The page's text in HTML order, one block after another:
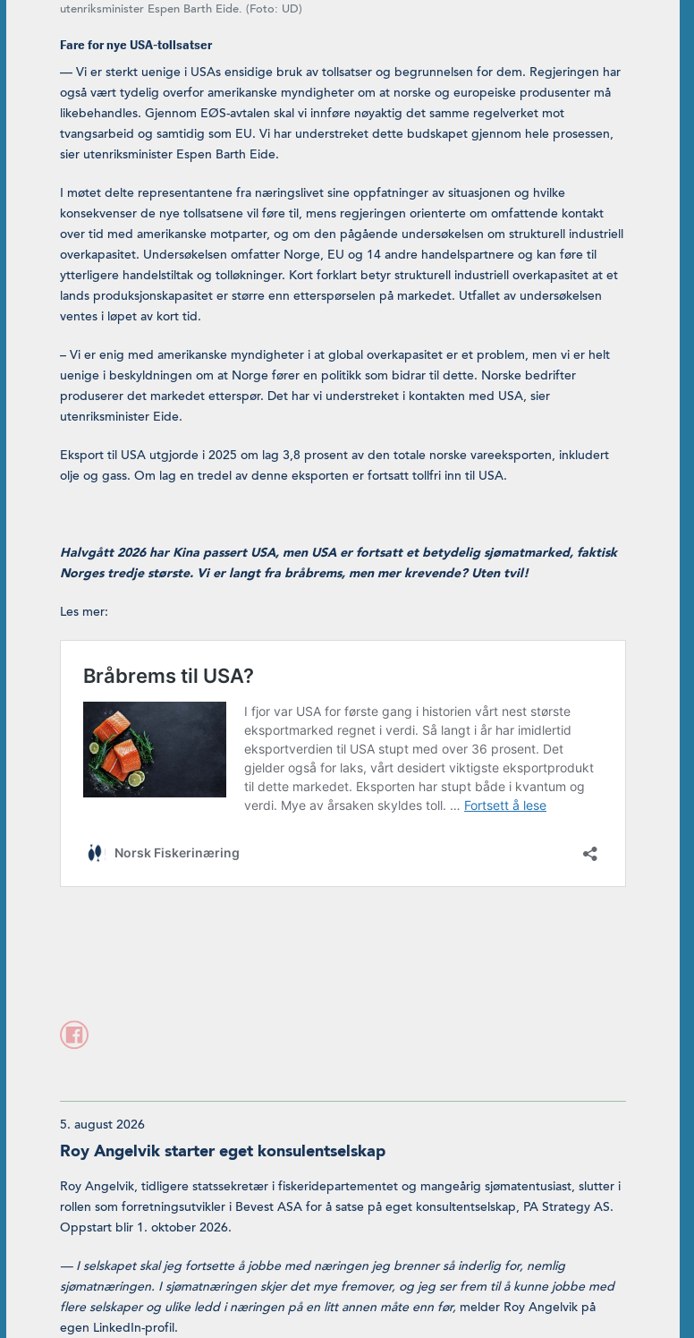
utenriksminister Espen Barth Eide. (Foto: UD)
Fare for nye USA-tollsatser
— Vi er sterkt uenige i USAs ensidige bruk av tollsatser og begrunnelsen for dem. Regjeringen har
også vært tydelig overfor amerikanske myndigheter om at norske og europeiske produsenter må
likebehandles. Gjennom EØS-avtalen skal vi innføre nøyaktig det samme regelverket mot
tvangsarbeid og samtidig som EU. Vi har understreket dette budskapet gjennom hele prosessen,
sier utenriksminister Espen Barth Eide.
I møtet delte representantene fra næringslivet sine oppfatninger av situasjonen og hvilke
konsekvenser de nye tollsatsene vil føre til, mens regjeringen orienterte om omfattende kontakt
over tid med amerikanske motparter, og om den pågående undersøkelsen om strukturell industriell
overkapasitet. Undersøkelsen omfatter Norge, EU og 14 andre handelspartnere og kan føre til
ytterligere handelstiltak og tolløkninger. Kort forklart betyr strukturell industriell overkapasitet at et
lands produksjonskapasitet er større enn etterspørselen på markedet. Utfallet av undersøkelsen
ventes i løpet av kort tid.
– Vi er enig med amerikanske myndigheter i at global overkapasitet er et problem, men vi er helt
uenige i beskyldningen om at Norge fører en politikk som bidrar til dette. Norske bedrifter
produserer det markedet etterspør. Det har vi understreket i kontakten med USA, sier
utenriksminister Eide.
Eksport til USA utgjorde i 2025 om lag 3,8 prosent av den totale norske vareeksporten, inkludert
olje og gass. Om lag en tredel av denne eksporten er fortsatt tollfri inn til USA.
Halvgått 2026 har Kina passert USA, men USA er fortsatt et betydelig sjømatmarked, faktisk
Norges tredje største. Vi er langt fra bråbrems, men mer krevende? Uten tvil!
Les mer:
5. august 2026
Roy Angelvik starter eget konsulentselskap
Roy Angelvik, tidligere statssekretær i fiskeridepartementet og mangeårig sjømatentusiast, slutter i
rollen som forretningsutvikler i Bevest ASA for å satse på eget konsultentselskap, PA Strategy AS.
Oppstart blir 1. oktober 2026.
— I selskapet skal jeg fortsette å jobbe med næringen jeg brenner så inderlig for, nemlig
sjømatnæringen. I sjømatnæringen skjer det mye fremover, og jeg ser frem til å kunne jobbe med
flere selskaper og ulike ledd i næringen på en litt annen måte enn før, melder Roy Angelvik på
egen LinkedIn-profil.